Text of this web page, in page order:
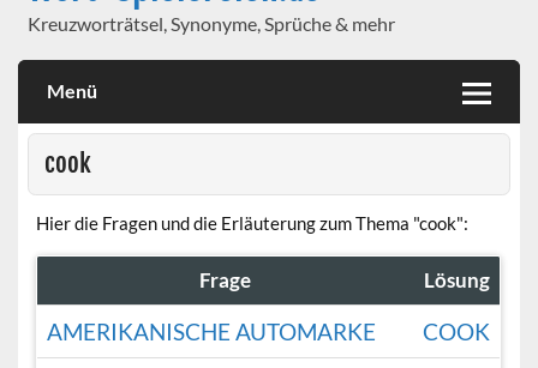
Kreuzworträtsel, Synonyme, Sprüche & mehr
Menü
cook
Hier die Fragen und die Erläuterung zum Thema "cook":
Frage Lösung
AMERIKANISCHE AUTOMARKE
COOK